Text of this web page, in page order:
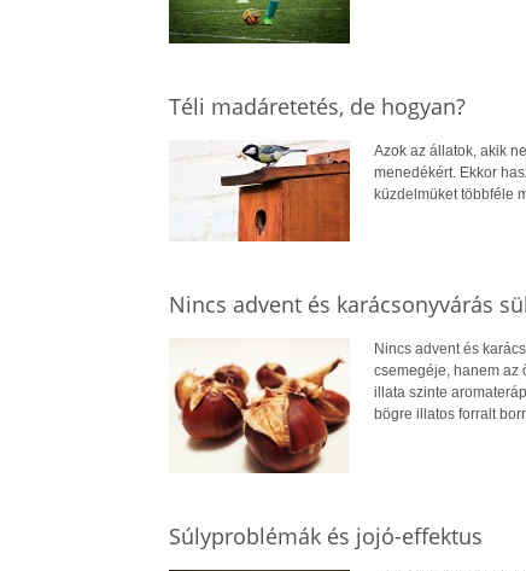
Téli madáretetés, de hogyan?
Azok az állatok, akik
menedékért. Ekkor
küzdelmüket többféle
Nincs advent és karácsonyvárás
Nincs advent és
csemegéje, hanem az
illata szinte
bögre illatos forralt
Súlyproblémák és jojó-effektus